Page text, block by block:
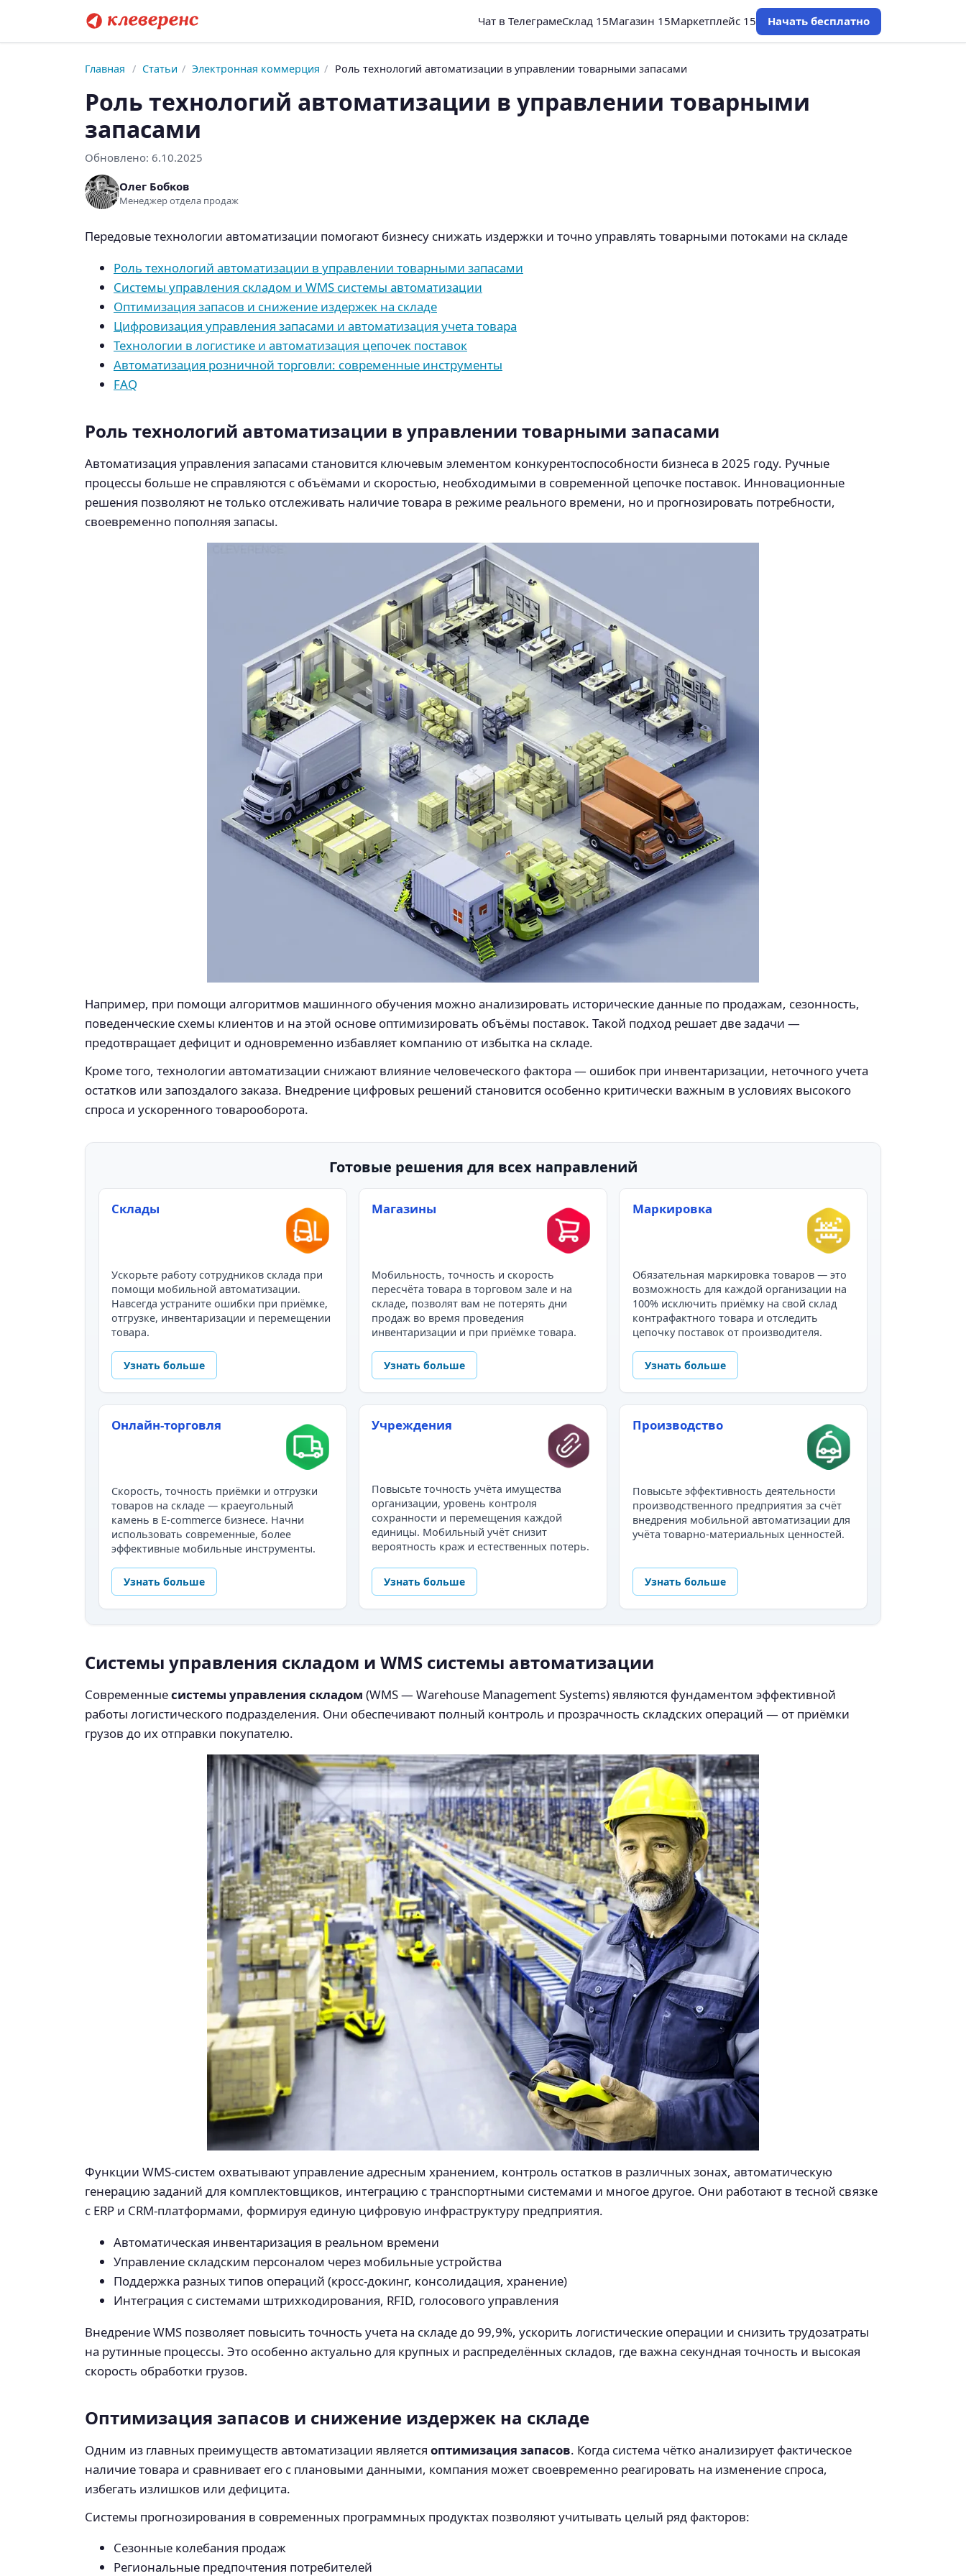
Чат в ТелеграмеСклад 15Магазин 15Маркетплейс 15 Начать бесплатно
Главная / Статьи / Электронная коммерция / Роль технологий автоматизации в управлении товарными запасами
Роль технологий автоматизации в управлении товарными
запасами
Обновлено: 6.10.2025
Олег Бобков
Менеджер отдела продаж
Передовые технологии автоматизации помогают бизнесу снижать издержки и точно управлять товарными потоками на складе
Роль технологий автоматизации в управлении товарными запасами
Системы управления складом и WMS системы автоматизации
Оптимизация запасов и снижение издержек на складе
Цифровизация управления запасами и автоматизация учета товара
Технологии в логистике и автоматизация цепочек поставок
Автоматизация розничной торговли: современные инструменты
FAQ
Роль технологий автоматизации в управлении товарными запасами
Автоматизация управления запасами становится ключевым элементом конкурентоспособности бизнеса в 2025 году. Ручные
процессы больше не справляются с объёмами и скоростью, необходимыми в современной цепочке поставок. Инновационные
решения позволяют не только отслеживать наличие товара в режиме реального времени, но и прогнозировать потребности,
своевременно пополняя запасы.
Например, при помощи алгоритмов машинного обучения можно анализировать исторические данные по продажам, сезонность,
поведенческие схемы клиентов и на этой основе оптимизировать объёмы поставок. Такой подход решает две задачи —
предотвращает дефицит и одновременно избавляет компанию от избытка на складе.
Кроме того, технологии автоматизации снижают влияние человеческого фактора — ошибок при инвентаризации, неточного учета
остатков или запоздалого заказа. Внедрение цифровых решений становится особенно критически важным в условиях высокого
спроса и ускоренного товарооборота.
Готовые решения для всех направлений
Склады
Ускорьте работу сотрудников склада при
помощи мобильной автоматизации.
Навсегда устраните ошибки при приёмке,
отгрузке, инвентаризации и перемещении
товара.
Узнать больше
Магазины
Мобильность, точность и скорость
пересчёта товара в торговом зале и на
складе, позволят вам не потерять дни
продаж во время проведения
инвентаризации и при приёмке товара.
Узнать больше
Маркировка
Обязательная маркировка товаров — это
возможность для каждой организации на
100% исключить приёмку на свой склад
контрафактного товара и отследить
цепочку поставок от производителя.
Узнать больше
Онлайн-торговля
Скорость, точность приёмки и отгрузки
товаров на складе — краеугольный
камень в E-commerce бизнесе. Начни
использовать современные, более
эффективные мобильные инструменты.
Узнать больше
Учреждения
Повысьте точность учёта имущества
организации, уровень контроля
сохранности и перемещения каждой
единицы. Мобильный учёт снизит
вероятность краж и естественных потерь.
Узнать больше
Производство
Повысьте эффективность деятельности
производственного предприятия за счёт
внедрения мобильной автоматизации для
учёта товарно-материальных ценностей.
Узнать больше
Системы управления складом и WMS системы автоматизации
Современныесистемы управления складом (WMS — Warehouse Management Systems) являются фундаментом эффективной
работы логистического подразделения. Они обеспечивают полный контроль и прозрачность складских операций — от приёмки
грузов до их отправки покупателю.
Функции WMS-систем охватывают управление адресным хранением, контроль остатков в различных зонах, автоматическую
генерацию заданий для комплектовщиков, интеграцию с транспортными системами и многое другое. Они работают в тесной связке
с ERP и CRM-платформами, формируя единую цифровую инфраструктуру предприятия.
Автоматическая инвентаризация в реальном времени
Управление складским персоналом через мобильные устройства
Поддержка разных типов операций (кросс-докинг, консолидация, хранение)
Интеграция с системами штрихкодирования, RFID, голосового управления
Внедрение WMS позволяет повысить точность учета на складе до 99,9%, ускорить логистические операции и снизить трудозатраты
на рутинные процессы. Это особенно актуально для крупных и распределённых складов, где важна секундная точность и высокая
скорость обработки грузов.
Оптимизация запасов и снижение издержек на складе
Одним из главных преимуществ автоматизации является оптимизация запасов. Когда система чётко анализирует фактическое
наличие товара и сравнивает его с плановыми данными, компания может своевременно реагировать на изменение спроса,
избегать излишков или дефицита.
Системы прогнозирования в современных программных продуктах позволяют учитывать целый ряд факторов:
Сезонные колебания продаж
Региональные предпочтения потребителей